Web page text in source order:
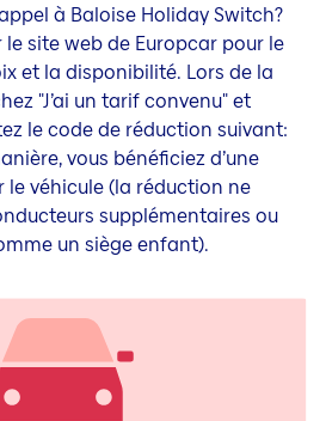
à Baloise Holiday Switch?
le site web de Europcar pour le
et la disponibilité. Lors de la
"J’ai un tarif convenu" et
le code de réduction suivant:
vous bénéficiez d’une
le véhicule (la réduction ne
supplémentaires ou
un siège enfant).